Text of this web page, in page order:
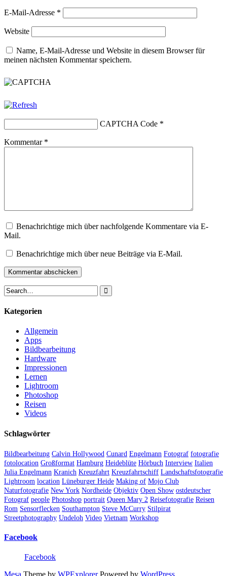
E-Mail-Adresse *
Website
Name, E-Mail-Adresse und Website in diesem Browser für
meinen nächsten Kommentar speichern.
CAPTCHA Code *
Kommentar *
Benachrichtige mich über nachfolgende Kommentare via E-
Mail.
Benachrichtige mich über neue Beiträge via E-Mail.
Kategorien
Allgemein
Apps
Bildbearbeitung
Hardware
Impressionen
Lernen
Lightroom
Photoshop
Reisen
Videos
Schlagwörter
Bildbearbeitung Calvin Hollywood Cunard Engelmann Fotograf fotografie
fotolocation Großformat Hamburg Heideblüte Hörbuch Interview Italien
Julia Engelmann Kranich Kreuzfahrt Kreuzfahrtschiff Landschaftsfotografie
Lightroom location Lüneburger Heide Making of Mojo Club
Naturfotografie New York Nordheide Objektiv Open Show ostdeutscher
Fotograf people Photoshop portrait Queen Mary 2 Reisefotografie Reisen
Rom Sensorflecken Southampton Steve McCurry Stilpirat
Streetphotography Undeloh Video Vietnam Workshop
Facebook
Facebook